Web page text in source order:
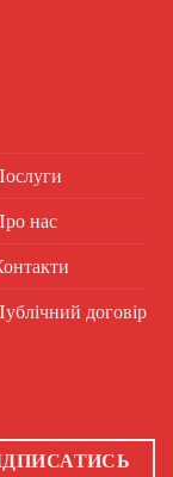
нас
договір